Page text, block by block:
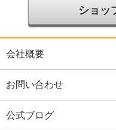
ショッ
会社概要
お問い合わせ
公式ブログ